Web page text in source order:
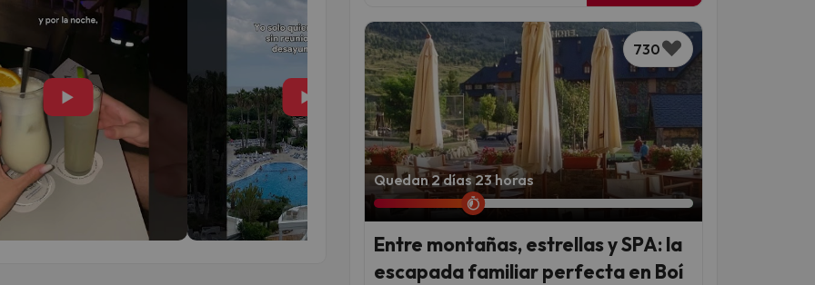
▶ ▶
730
Quedan 2 días 23 horas
Entre montañas, estrellas y SPA: la
escapada familiar perfecta en Boí